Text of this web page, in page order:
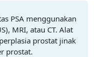
PSA menggunakan
MRI, atau CT. Alat
prostat jinak
prostat.